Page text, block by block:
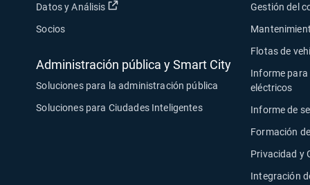
Datos y Análisis Abrir en una nueva ventana
Socios
Administración pública y Smart City
Soluciones para la administración pública
Soluciones para Ciudades Inteligentes
Gestión del
Flotas de
Informe para
eléctricos
Informe de
Formación
Privacidad y
Integración